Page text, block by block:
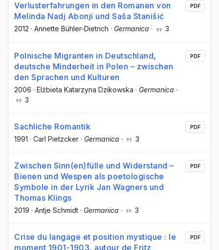
Verlusterfahrungen in den Romanen von
Melinda Nadj Abonji und Saša Stanišić
2012 · Annette Bühler-Dietrich · Germanica · 3
PDF
Polnische Migranten in Deutschland,
deutsche Minderheit in Polen – zwischen
den Sprachen und Kulturen
2006 · Elżbieta Katarzyna Dzikowska · Germanica ·
3
PDF
Sachliche Romantik
1991 · Carl Pietzcker · Germanica · 3
PDF
Zwischen Sinn(en)fülle und Widerstand –
Bienen und Wespen als poetologische
Symbole in der Lyrik Jan Wagners und
Thomas Klings
2019 · Antje Schmidt · Germanica · 3
PDF
Crise du langage et position mystique : le
moment 1901-1903, autour de Fritz
PDF